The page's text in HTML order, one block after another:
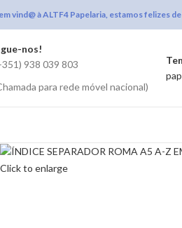
vind@ à ALTF4 Papelaria, estamos felizes
nos!
938 039 803
para rede móvel nacional)
Click to enlarge